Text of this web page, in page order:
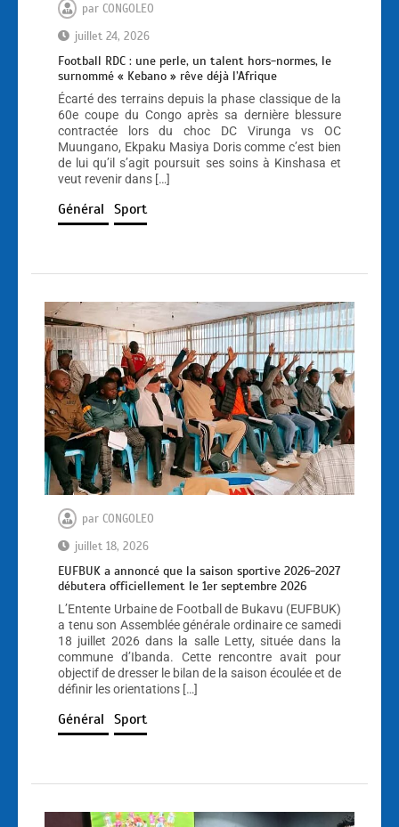
par CONGOLEO
juillet 24, 2026
Football RDC : une perle, un talent hors-normes, le
surnommé « Kebano » rêve déjà l’Afrique
Écarté des terrains depuis la phase classique de la
60e coupe du Congo après sa dernière blessure
contractée lors du choc DC Virunga vs OC
Muungano, Ekpaku Masiya Doris comme c’est bien
de lui qu’il s’agit poursuit ses soins à Kinshasa et
veut revenir dans […]
Général Sport
par CONGOLEO
juillet 18, 2026
EUFBUK a annoncé que la saison sportive 2026-2027
débutera officiellement le 1er septembre 2026
L’Entente Urbaine de Football de Bukavu (EUFBUK)
a tenu son Assemblée générale ordinaire ce samedi
18 juillet 2026 dans la salle Letty, située dans la
commune d’Ibanda. Cette rencontre avait pour
objectif de dresser le bilan de la saison écoulée et de
définir les orientations […]
Général Sport